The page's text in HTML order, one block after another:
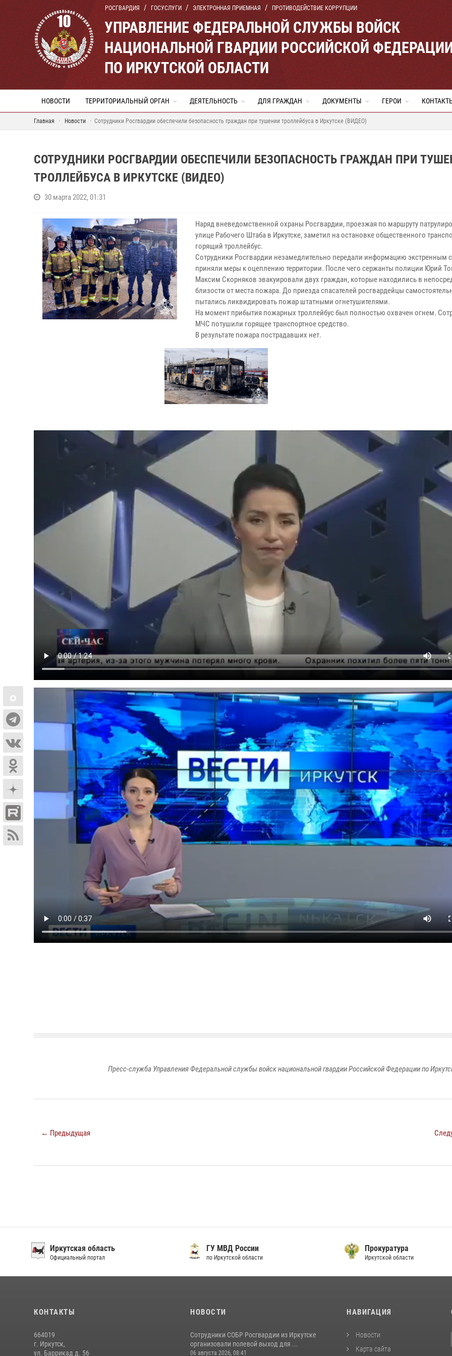
РОСГВАРДИЯ ГОСУСЛУГИ ЭЛЕКТРОННАЯ ПРИЕМНАЯ ПРОТИВОДЕЙСТВИЕ КОРРУПЦИИ
УПРАВЛЕНИЕ ФЕДЕРАЛЬНОЙ СЛУЖБЫ ВОЙСК
НАЦИОНАЛЬНОЙ ГВАРДИИ РОССИЙСКОЙ
ПО ИРКУТСКОЙ ОБЛАСТИ
НОВОСТИ ТЕРРИТОРИАЛЬНЫЙ ОРГАН ДЕЯТЕЛЬНОСТЬ ДЛЯ ГРАЖДАН ДОКУМЕНТЫ ГЕРОИ
Главная Новости Сотрудники Росгвардии обеспечили безопасность граждан при тушении троллейбуса в Иркутске (ВИДЕО)
СОТРУДНИКИ РОСГВАРДИИ ОБЕСПЕЧИЛИ БЕЗОПАСНОСТЬ ГРАЖДАН ПРИ
ТРОЛЛЕЙБУСА В ИРКУТСКЕ (ВИДЕО)
30 марта 2022, 01:31
Наряд вневедомственной охраны Росгвардии, проезжая по маршруту
улице Рабочего Штаба в Иркутске, заметил на остановке общественного
горящий троллейбус.
Сотрудники Росгвардии незамедлительно передали информацию экстренным
приняли меры к оцеплению территории. После чего сержанты полиции Юрий
Максим Скорняков эвакуировали двух граждан, которые находились в
близости от места пожара. До приезда спасателей росгвардейцы
пытались ликвидировать пожар штатными огнетушителями.
На момент прибытия пожарных троллейбус был полностью охвачен огнем.
МЧС потушили горящее транспортное средство.
В результате пожара пострадавших нет.
Пресс-служба Управления Федеральной службы войск национальной гвардии Российской Федерации по
← Предыдущая
Иркутская область
Официальный портал
ГУ МВД России
по Иркутской области
Прокуратура
Иркутской области
КОНТАКТЫ
664019
г. Иркутск,
ул. Баррикад д. 56
НОВОСТИ
Сотрудники СОБР Росгвардии из Иркутске
организовали полевой выход для ...
06 августа 2026, 08:41
НАВИГАЦИЯ
Новости
Карта сайта